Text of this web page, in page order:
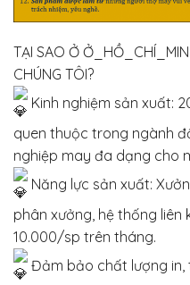
TẠI SAO Ở
CHÚNG TÔI?
Kinh nghiệm sản xuất:
quen thuộc trong ngành
nghiệp may đa dạng cho
Năng lực sản xuất:
phân xưởng, hệ thống
10.000/sp trên tháng.
Đảm bảo chất lượng in,